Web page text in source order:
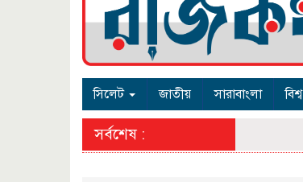
সিলেট জাতীয় সারাবাংলা বিশ্ব
সর্বশেষ :